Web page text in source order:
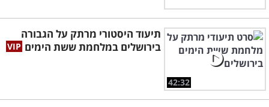
42:32
תיעוד היסטורי מרתק על הגבורה
בירושלים במלחמת ששת הימים